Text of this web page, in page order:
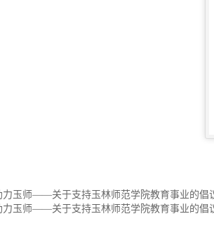
力玉师——关于支持玉林师范学院教育事业的倡
力玉师——关于支持玉林师范学院教育事业的倡